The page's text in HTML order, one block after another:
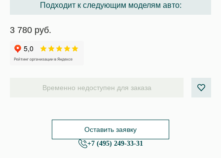
Подходит к следующим моделям авто:
3 780 руб.
Временно недоступен для заказа
Оставить заявку
+7 (495) 249-33-31